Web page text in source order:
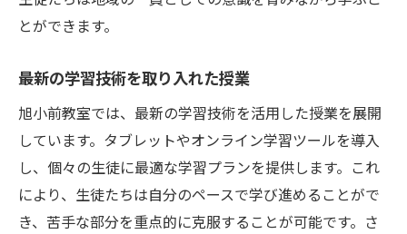
とができます。
最新の学習技術を取り入れた授業
旭小前教室では、最新の学習技術を活用した授業を展開
しています。タブレットやオンライン学習ツールを導入
し、個々の生徒に最適な学習プランを提供します。これ
により、生徒たちは自分のペースで学び進めることがで
き、苦手な部分を重点的に克服することが可能です。さ